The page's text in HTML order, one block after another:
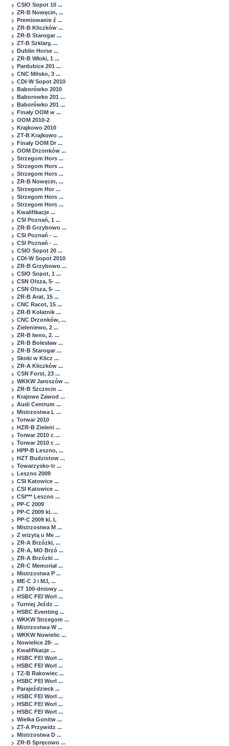
CSIO Sopot 10 ...
ZR-B Nowęcin, ...
Premiowanie ź ...
ZR-B Kliczków ...
ZR-B Starogar ...
ZT-B Szklary, ...
Dublin Horse ...
ZR-B Włoki, 1 ...
Pardubice 201 ...
CNC Milsko, 3 ...
CDI-W Sopot 2010
Baborówko 2010
Baborowko 201 ...
Baborówko 201 ...
Finały OOM w ...
OOM 2010-2
Krajkowo 2010
ZT-B Krajkowo ...
Finały OOM Dr ...
OOM Drzonków ...
Strzegom Hors ...
Strzegom Hors ...
Strzegom Hors ...
ZR-B Nowęcin, ...
Strzegom Hor ...
Strzegom Hors ...
Strzegom Hors ...
Kwalifikacje ...
CSI Poznań, 1 ...
ZR-B Grzybowo ...
CSI Poznań - ...
CSI Poznań - ...
CSIO Sopot 20 ...
CDI-W Sopot 2010
ZR-B Grzybowo ...
CSIO Sopot, 1 ...
CSN Olsza, 5- ...
CSN Olsza, 5- ...
ZR-B Arat, 15 ...
CNC Racot, 15 ...
ZR-B Kołatnik ...
CNC Drzonków, ...
Zieleniewo, 2 ...
ZR-B Iwno, 2. ...
ZR-B Bolesław ...
ZR-B Starogar ...
Skoki w Klicz ...
ZR-A Kliczków ...
CSN Forst, 23 ...
WKKW Jaroszów ...
ZR-B Szczecin ...
Krajowe Zawod ...
Audi Centrum ...
Mistrzostwa L ...
Torwar 2010
HZR-B Zieleni ...
Torwar 2010 c ...
Torwar 2010 c ...
HPP-B Leszno, ...
HZT Budzistow ...
Towarzysko-tr ...
Leszno 2009
CSI Katowice ...
CSI Katowice ...
CSI*** Leszno ...
PP-C 2009
PP-C 2009 kl. ...
PP-C 2009 kl. L
Mistrzostwa M ...
Z wizytą u Me ...
ZR-A Brzózki, ...
ZR-A, MO Brzó ...
ZR-A Brzózki ...
ZR-C Memoriał ...
Mistrzostwa P ...
ME-C J i MJ, ...
ZT 100-dniowy ...
HSBC FEI Worl ...
Turniej Jeźdz ...
HSBC Eventing ...
WKKW Strzegom ...
Mistrzostwa W ...
WKKW Nowielic ...
Nowielice 28- ...
Kwalifikacje ...
HSBC FEI Worl ...
HSBC FEI Worl ...
TZ-B Rakowiec ...
HSBC FEI Worl ...
Parajeździeck ...
HSBC FEI Worl ...
HSBC FEI Worl ...
HSBC FEI Worl ...
Wielka Gonitw ...
ZT-A Przywidz ...
Mistrzostwa D ...
ZR-B Spręcowo ...